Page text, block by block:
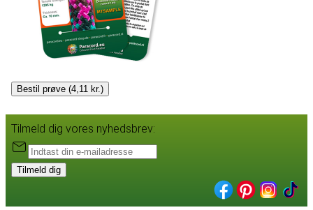
Bestil prøve (4,11 kr.)
Tilmeld dig vores nyhedsbrev:
Tilmeld dig